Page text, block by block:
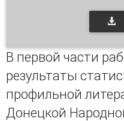
В первой части
результаты
профильной
Донецкой